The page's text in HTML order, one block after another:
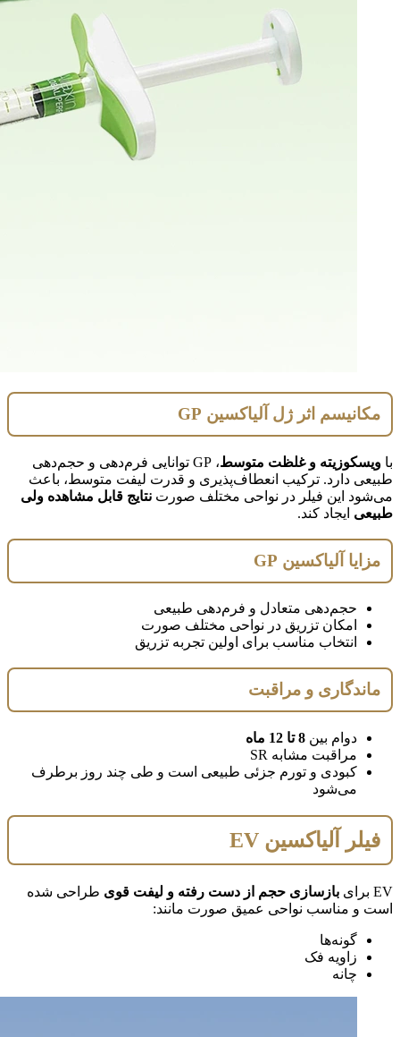
مکانیسم اثر ژل آلیاکسین GP
با ویسکوزیته و غلظت متوسط
، GP توانایی فرم‌دهی و حجم‌دهی
طبیعی دارد. ترکیب انعطاف‌پذیری و قدرت لیفت متوسط، باعث
می‌شود این فیلر در نواحی مختلف صورت نتایج قابل مشاهده ولی
طبیعی ایجاد کند.
مزایا آلیاکسین GP
حجم‌دهی متعادل و فرم‌دهی طبیعی
امکان تزریق در نواحی مختلف صورت
انتخاب مناسب برای اولین تجربه تزریق
ماندگاری و مراقبت
دوام بین 8 تا 12 ماه
مراقبت مشابه SR
کبودی و تورم جزئی طبیعی است و طی چند روز برطرف
می‌شود
فیلر آلیاکسین EV
EV برای بازسازی حجم از دست رفته و لیفت قوی طراحی شده
است و مناسب نواحی عمیق صورت مانند:
گونه‌ها
زاویه فک
چانه